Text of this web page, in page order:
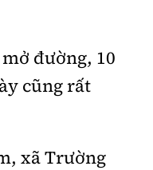
đường, 10
cũng rất
xã Trường